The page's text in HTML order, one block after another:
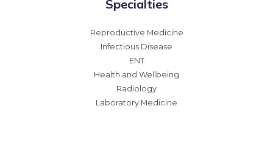
Specialties
Reproductive Medicine
Infectious Disease
ENT
Health and Wellbeing
Radiology
Laboratory Medicine